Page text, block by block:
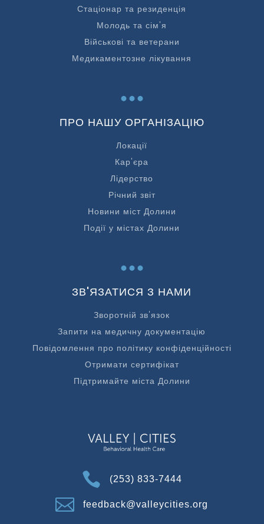
Стаціонар та резиденція
Молодь та сім'я
Військові та ветерани
Медикаментозне лікування
...
ПРО НАШУ ОРГАНІЗАЦІЮ
Локації
Кар'єра
Лідерство
Річний звіт
Новини міст Долини
Події у містах Долини
...
ЗВ'ЯЗАТИСЯ З НАМИ
Зворотній зв'язок
Запити на медичну документацію
Повідомлення про політику конфіденційності
Отримати сертифікат
Підтримайте міста Долини
 (253) 833-7444
 feedback@valleycities.org